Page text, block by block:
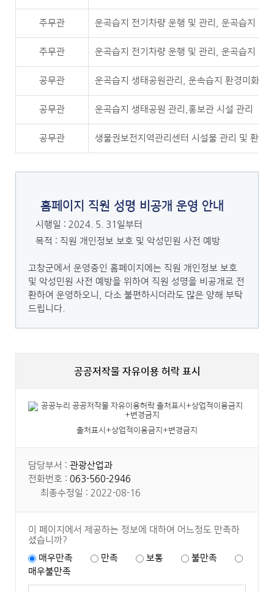
주무관 운곡습지 전기차량 운행 및 관리, 운곡습지 친
주무관 운곡습지 전기차량 운행 및 관리, 운곡습지 친
공무관 운곡습지 생태공원관리, 운속습지 환경미화,
공무관 운곡습지 생태공원 관리,홍보관 시설 관리
공무관 생물권보전지역관리센터 시설물 관리 및 환경
홈페이지 직원 성명 비공개 운영 안내
시행일 : 2024. 5. 31일부터
목적 : 직원 개인정보 보호 및 악성민원 사전 예방
고창군에서 운영중인 홈페이지에는 직원 개인정보 보호
및 악성민원 사전 예방을 위하여 직원 성명을 비공개로 전
환하여 운영하오니, 다소 불편하시더라도 많은 양해 부탁
드립니다.
공공저작물 자유이용 허락 표시
출처표시+상업적이용금지+변경금지
담당부서 : 관광산업과
전화번호 : 063-560-2946
최종수정일 : 2022-08-16
이 페이지에서 제공하는 정보에 대하여 어느정도 만족하
셨습니까?
매우만족
만족 보통
불만족
매우불만족